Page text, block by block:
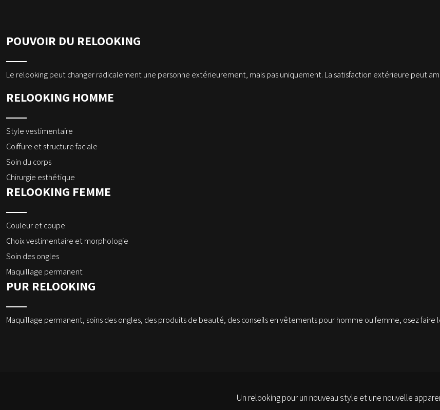
POUVOIR DU RELOOKING
Le relooking peut changer radicalement une personne extérieurement, mais pas uniquement. La satisfaction extérieure peut
RELOOKING HOMME
Style vestimentaire
Coiffure et structure faciale
Soin du corps
Chirurgie esthétique
RELOOKING FEMME
Couleur et coupe
Choix vestimentaire et morphologie
Soin des ongles
Maquillage permanent
PUR RELOOKING
Maquillage permanent, soins des ongles, des produits de beauté, des conseils en vêtements pour homme ou femme, osez faire
Un relooking pour un nouveau style et une nouvelle